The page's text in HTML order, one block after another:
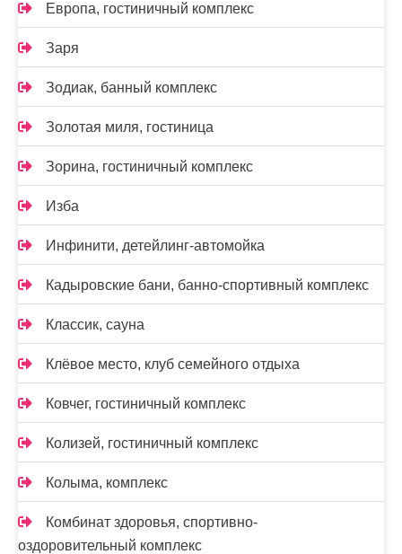
Европа, гостиничный комплекс
Заря
Зодиак, банный комплекс
Золотая миля, гостиница
Зорина, гостиничный комплекс
Изба
Инфинити, детейлинг-автомойка
Кадыровские бани, банно-спортивный комплекс
Классик, сауна
Клёвое место, клуб семейного отдыха
Ковчег, гостиничный комплекс
Колизей, гостиничный комплекс
Колыма, комплекс
Комбинат здоровья, спортивно-
оздоровительный комплекс